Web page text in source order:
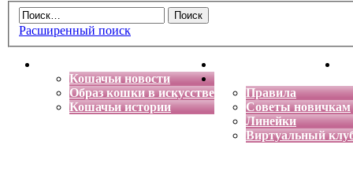
Расширенный поиск
Кошачьи новости
Образ кошки в искусстве
Кошачьи истории
Энциклопедия кошек
Правила
Советы новичкам
Линейки
Виртуальный